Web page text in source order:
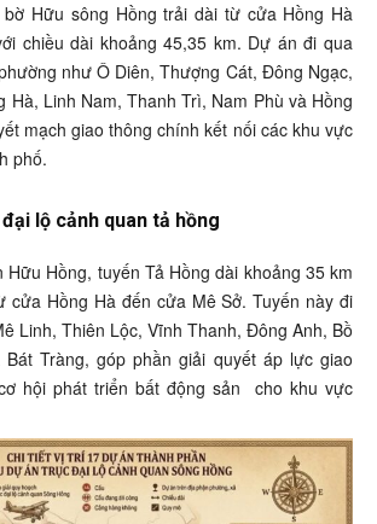
Hữu sông Hồng trải dài từ cửa Hồng Hà
chiều dài khoảng 45,35 km. Dự án đi qua
như Ô Diên, Thượng Cát, Đông Ngạc,
Hà, Linh Nam, Thanh Trì, Nam Phù và Hồng
mạch giao thông chính kết nối các khu vực
phố.
lộ cảnh quan tả hồng
Hồng, tuyến Tả Hồng dài khoảng 35 km
cửa Hồng Hà đến cửa Mê Sở. Tuyến này đi
Linh, Thiên Lộc, Vĩnh Thanh, Đông Anh, Bồ
Tràng, góp phần giải quyết áp lực giao
hội phát triển bất động sản
cho khu vực